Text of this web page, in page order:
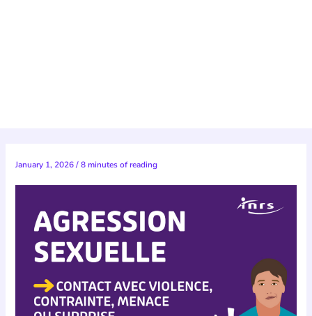
January 1, 2026/8 minutes of reading